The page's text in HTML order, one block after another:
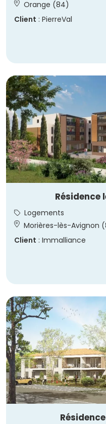
Orange (84)
Client : PierreVal
Résidence
Logements
Morières-lès-Avignon
Client : Immalliance